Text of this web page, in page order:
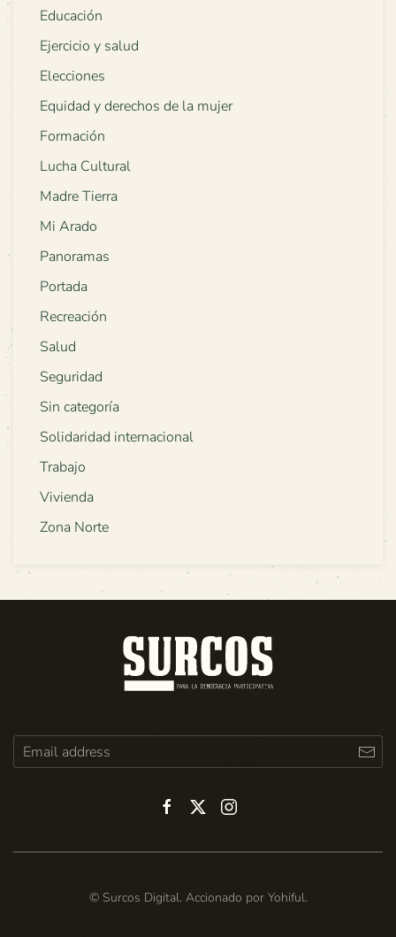
Educación
Ejercicio y salud
Elecciones
Equidad y derechos de la mujer
Formación
Lucha Cultural
Madre Tierra
Mi Arado
Panoramas
Portada
Recreación
Salud
Seguridad
Sin categoría
Solidaridad internacional
Trabajo
Vivienda
Zona Norte
© Surcos Digital. Accionado por Yohiful.